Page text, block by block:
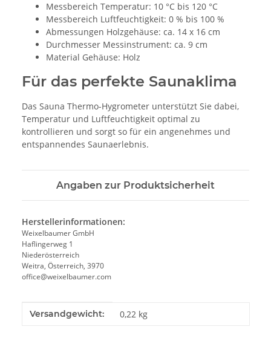
Messbereich Temperatur: 10 °C bis 120 °C
Messbereich Luftfeuchtigkeit: 0 % bis 100 %
Abmessungen Holzgehäuse: ca. 14 x 16 cm
Durchmesser Messinstrument: ca. 9 cm
Material Gehäuse: Holz
Für das perfekte Saunaklima
Das Sauna Thermo-Hygrometer unterstützt Sie dabei,
Temperatur und Luftfeuchtigkeit optimal zu
kontrollieren und sorgt so für ein angenehmes und
entspannendes Saunaerlebnis.
Angaben zur Produktsicherheit
Herstellerinformationen:
Weixelbaumer GmbH
Haflingerweg 1
Niederösterreich
Weitra, Österreich, 3970
office@weixelbaumer.com
Produkteigenschaft
Wert
Versandgewicht: 0,22 kg